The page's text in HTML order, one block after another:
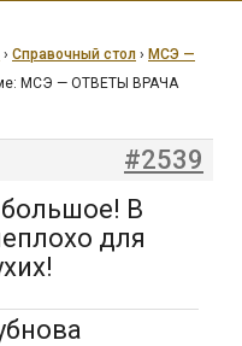
› Справочный стол › МСЭ —
МСЭ — ОТВЕТЫ ВРАЧА
#2539
В
для